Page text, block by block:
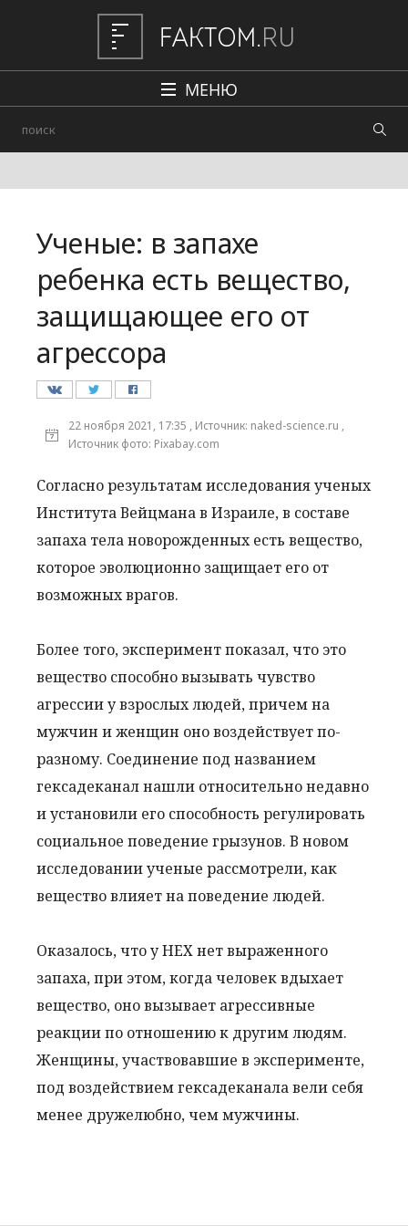
МЕНЮ
Авто
Происшествия
Редакция
Ученые: в запахе
ребенка есть вещество,
защищающее его от
агрессора
22 ноября 2021, 17:35 , Источник: naked-science.ru ,
Источник фото: Pixabay.com
Согласно результатам исследования ученых
Института Вейцмана в Израиле, в составе
запаха тела новорожденных есть вещество,
которое эволюционно защищает его от
возможных врагов.
Более того, эксперимент показал, что это
вещество способно вызывать чувство
агрессии у взрослых людей, причем на
мужчин и женщин оно воздействует по-
разному. Соединение под названием
гексадеканал нашли относительно недавно
и установили его способность регулировать
социальное поведение грызунов. В новом
исследовании ученые рассмотрели, как
вещество влияет на поведение людей.
Оказалось, что у НЕХ нет выраженного
запаха, при этом, когда человек вдыхает
вещество, оно вызывает агрессивные
реакции по отношению к другим людям.
Женщины, участвовавшие в эксперименте,
под воздействием гексадеканала вели себя
менее дружелюбно, чем мужчины.